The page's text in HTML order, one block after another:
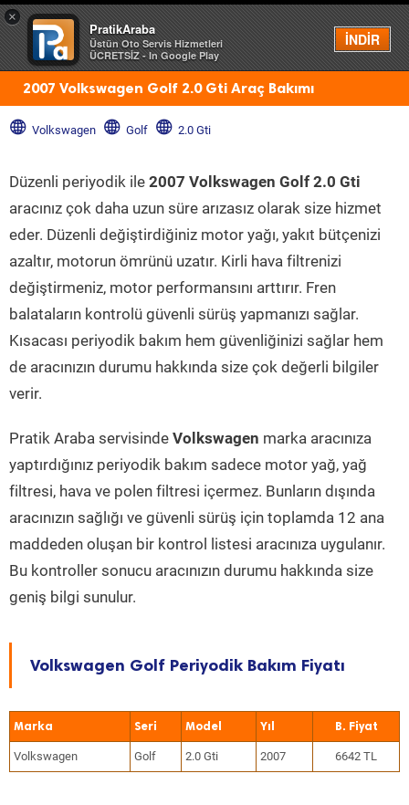
×
PratikAraba
Üstün Oto Servis Hizmetleri
ÜCRETSİZ - In Google Play
İNDİR
Menü
2007 Volkswagen Golf 2.0 Gti Araç Bakımı
Volkswagen Golf 2.0 Gti
Düzenli periyodik ile 2007 Volkswagen Golf 2.0 Gti
aracınız çok daha uzun süre arızasız olarak size hizmet
eder. Düzenli değiştirdiğiniz motor yağı, yakıt bütçenizi
azaltır, motorun ömrünü uzatır. Kirli hava filtrenizi
değiştirmeniz, motor performansını arttırır. Fren
balataların kontrolü güvenli sürüş yapmanızı sağlar.
Kısacası periyodik bakım hem güvenliğinizi sağlar hem
de aracınızın durumu hakkında size çok değerli bilgiler
verir.
Pratik Araba servisinde Volkswagen marka aracınıza
yaptırdığınız periyodik bakım sadece motor yağ, yağ
filtresi, hava ve polen filtresi içermez. Bunların dışında
aracınızın sağlığı ve güvenli sürüş için toplamda 12 ana
maddeden oluşan bir kontrol listesi aracınıza uygulanır.
Bu kontroller sonucu aracınızın durumu hakkında size
geniş bilgi sunulur.
Volkswagen Golf Periyodik Bakım Fiyatı
Marka Seri Model Yıl
Volkswagen Golf 2.0 Gti 2007 6642 TL